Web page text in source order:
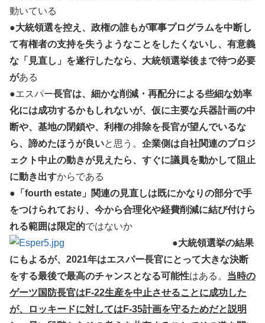
動いている
●大統領選を控え、政権の誰もが軍事プログラムを中断し
て有権者の支持を失うようなことをしたくないし、有意義
な「見直し」を遂行したなら、大統領選挙後まで待つ必要
がある
●エスパー長官は、細かな削減・再配分による些細な効率
化には成功するかもしれないが、仮に主要な兵器計画の中
断や、基地の閉鎖や、利権の排除を長官が望んでいるな
ら、諦めたほうが良いと思う。 企業側は自社関連のプロジ
ェクト中止の動きが見えたら、すぐに議員を動かして阻止
に動き出すからである
● 「fourth estate」関連の見直しは既にかなりの部分で手
をつけられており、今から合理化や経費削減に結び付けら
れる範囲は限定的ではないか
●大統領選挙の結果
にもよるが、2021年はエスパー長官にとって大きな決断
をする最後で最高のチャンスとなる可能性はある。 当時の
ゲーツ国防長官はF-22生産を中止させることに成功した
が、ロッキードに対してはF-35計画を守るためだと説明